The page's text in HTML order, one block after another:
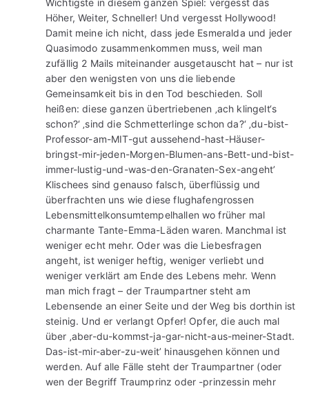
Höher, Weiter, Schneller! Und vergesst Hollywood!
Damit meine ich nicht, dass jede Esmeralda und jeder
Quasimodo zusammenkommen muss, weil man
zufällig 2 Mails miteinander ausgetauscht hat – nur ist
aber den wenigsten von uns die liebende
Gemeinsamkeit bis in den Tod beschieden. Soll
heißen: diese ganzen übertriebenen ‚ach klingelt‘s
schon?‘ ‚sind die Schmetterlinge schon da?‘ ‚du-bist-
Professor-am-MIT-gut aussehend-hast-Häuser-
bringst-mir-jeden-Morgen-Blumen-ans-Bett-und-bist-
immer-lustig-und-was-den-Granaten-Sex-angeht’
Klischees sind genauso falsch, überflüssig und
überfrachten uns wie diese flughafengrossen
Lebensmittelkonsumtempelhallen wo früher mal
charmante Tante-Emma-Läden waren. Manchmal ist
weniger echt mehr. Oder was die Liebesfragen
angeht, ist weniger heftig, weniger verliebt und
weniger verklärt am Ende des Lebens mehr. Wenn
man mich fragt – der Traumpartner steht am
Lebensende an einer Seite und der Weg bis dorthin ist
steinig. Und er verlangt Opfer! Opfer, die auch mal
über ‚aber-du-kommst-ja-gar-nicht-aus-meiner-Stadt.
Das-ist-mir-aber-zu-weit’ hinausgehen können und
werden. Auf alle Fälle steht der Traumpartner (oder
wen der Begriff Traumprinz oder -prinzessin mehr